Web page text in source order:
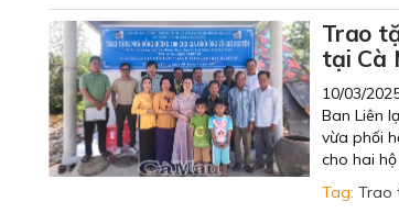
Trao
tại Cà
10/03/
Ban Liên
vừa phối
cho hai
Tag: Trao